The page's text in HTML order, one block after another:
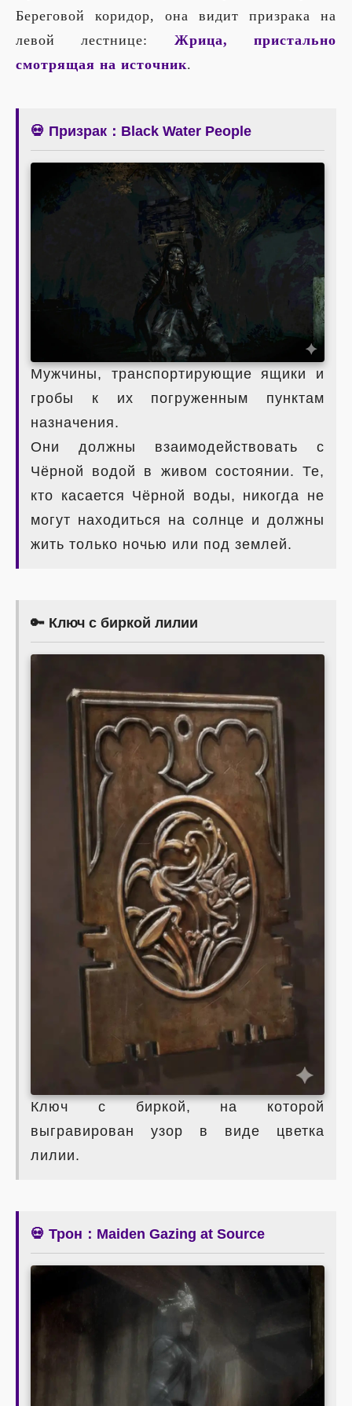
Береговой коридор, она видит призрака на
левой лестнице: Жрица, пристально
смотрящая на источник.
💀 Призрак：Black Water People
Мужчины, транспортирующие ящики и
гробы к их погруженным пунктам
назначения.
Они должны взаимодействовать с
Чёрной водой в живом состоянии. Те,
кто касается Чёрной воды, никогда не
могут находиться на солнце и должны
жить только ночью или под землей.
🔑 Ключ с биркой лилии
Ключ с биркой, на которой
выгравирован узор в виде цветка
лилии.
💀 Трон：Maiden Gazing at Source